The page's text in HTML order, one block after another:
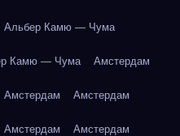
Альбер Камю — Чума
Камю — Чума Амстердам
Амстердам Амстердам
Амстердам Амстердам